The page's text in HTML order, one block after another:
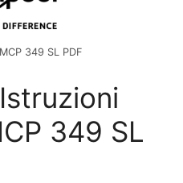
349 SL PDF
349 SL